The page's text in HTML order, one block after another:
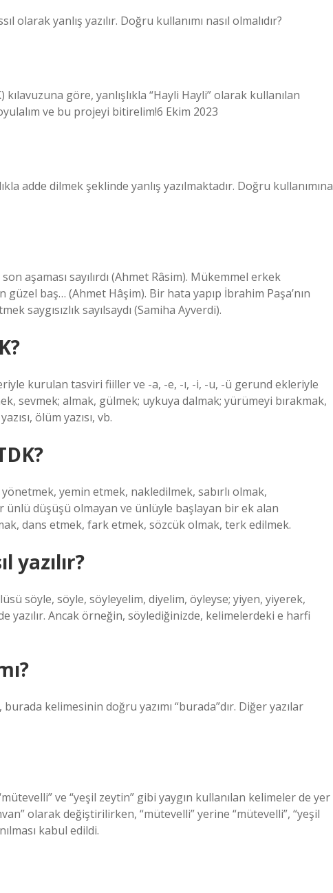
olarak yanlış yazılır. Doğru kullanımı nasıl olmalıdır?
göre, yanlışlıkla “Hayli Hayli” olarak kullanılan
ve bu projeyi bitirelim!6 Ekim 2023
adde dilmek şeklinde yanlış yazılmaktadır. Doğru kullanımına
aşaması sayılırdı (Ahmet Râsim). Mükemmel erkek
baş… (Ahmet Hâşim). Bir hata yapıp İbrahim Paşa’nın
saygısızlık sayılsaydı (Samiha Ayverdi).
kurulan tasviri fiiller ve -a, -e, -ı, -i, -u, -ü gerund ekleriyle
sevmek; almak, gülmek; uykuya dalmak; yürümeyi bırakmak,
ölüm yazısı, vb.
yemin etmek, nakledilmek, sabırlı olmak,
ünlü düşüşü olmayan ve ünlüyle başlayan bir ek alan
dans etmek, fark etmek, sözcük olmak, terk edilmek.
yazılır?
söyle, söyle, söyleyelim, diyelim, öyleyse; yiyen, yiyerek,
yazılır. Ancak örneğin, söylediğinizde, kelimelerdeki e harfi
kelimesinin doğru yazımı “burada”dır. Diğer yazılar
ve “yeşil zeytin” gibi yaygın kullanılan kelimeler de yer
olarak değiştirilirken, “mütevelli” yerine “mütevelli”, “yeşil
kabul edildi.